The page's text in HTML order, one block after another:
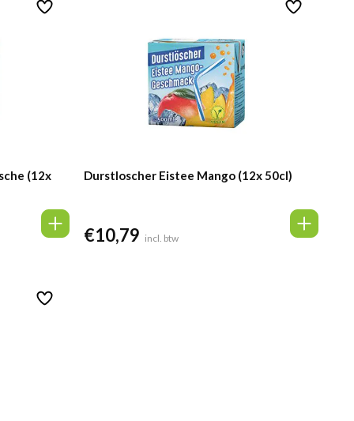
(12x Durstloscher Eistee Mango (12x 50cl)
€10,79 incl. btw